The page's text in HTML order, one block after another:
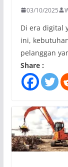
03/10/2025
Di era digital
ini,
pelanggan
Share :